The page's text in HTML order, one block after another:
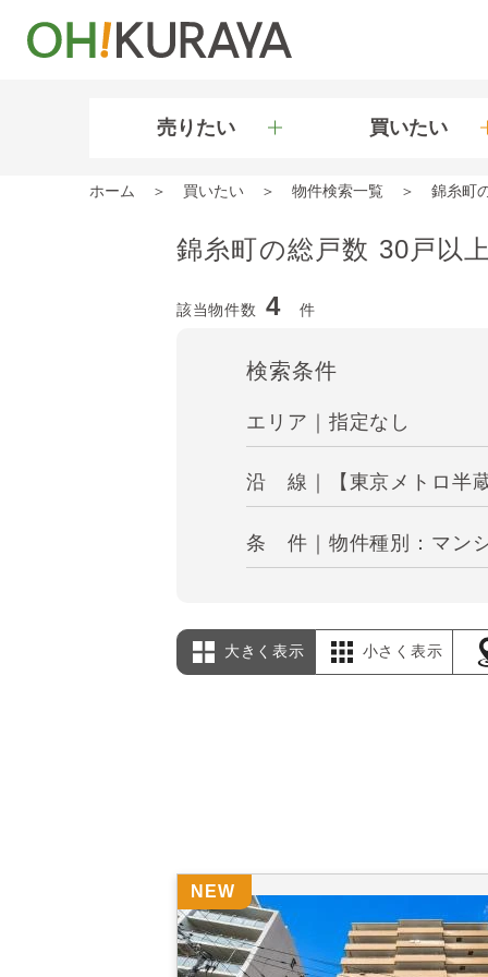
売りたい 買いたい
ホーム 買いたい 物件検索一覧 錦糸町
錦糸町の総戸数 30戸以
該当物件数 4 件
検索条件
エリア｜指定なし
沿 線｜【東京メトロ半
条 件｜物件種別：マン
大きく表示 小さく表示
NEW